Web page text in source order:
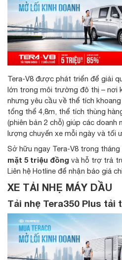
Tera-V8 được phát triển để giải
lớn trong môi trường đô thị – nơi
nhưng yêu cầu về thể tích
tổng thể 4,8m, thể tích thùng
(phiên bản 2 chỗ) giúp các
lượng chuyến xe mỗi ngày và tối
Sở hữu ngay Tera-V8 trong tháng
mặt 5 triệu đồng và hỗ trợ trả
Liên hệ Hotline để nhận báo giá
XE TẢI NHẸ MÁY DẦU
Tải nhẹ Tera350 Plus tải